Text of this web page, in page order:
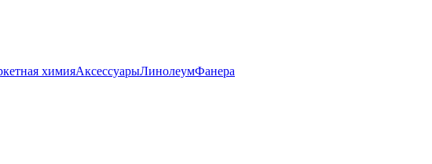
химияАксессуарыЛинолеумФанера